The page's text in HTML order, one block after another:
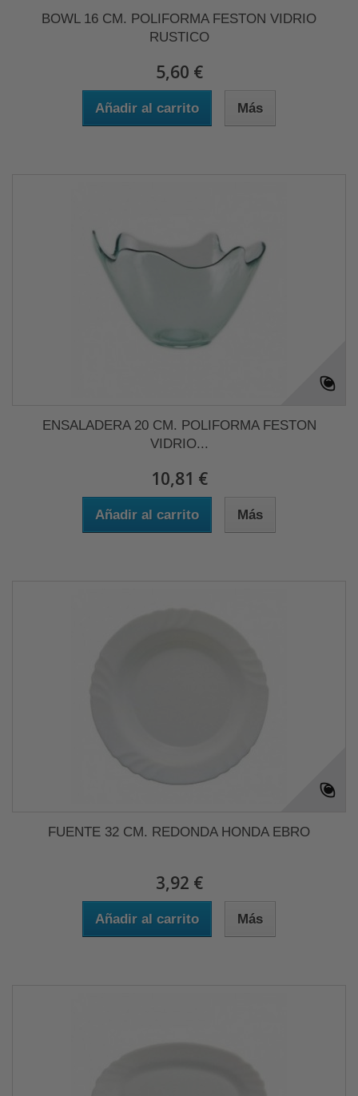
BOWL 16 CM. POLIFORMA FESTON VIDRIO
RUSTICO
5,60 €
Añadir al carrito Más
ENSALADERA 20 CM. POLIFORMA FESTON
VIDRIO...
10,81 €
Añadir al carrito Más
FUENTE 32 CM. REDONDA HONDA EBRO
3,92 €
Añadir al carrito Más